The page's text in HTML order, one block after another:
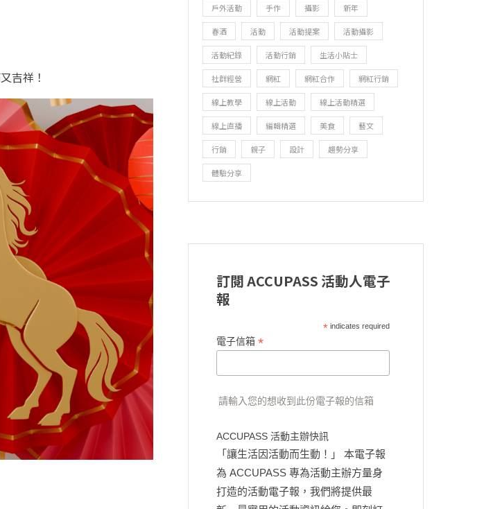
吉祥！
戶外活動 手作 攝影 新年
春酒 活動 活動提案 活動攝影
活動紀錄 活動行銷 生活小貼士
社群經營 網紅 網紅合作 網紅行銷
線上教學 線上活動 線上活動精選
線上直播 編輯精選 美食 藝文
行銷 親子 設計 趨勢分享
體驗分享
訂閱 ACCUPASS 活動人電子
報
*indicates required
電子信箱 *
請輸入您的想收到此份電子報的信箱
ACCUPASS 活動主辦快訊
「讓生活因活動而生動！」 本電子報
為 ACCUPASS 專為活動主辦方量身
打造的活動電子報，我們將提供最